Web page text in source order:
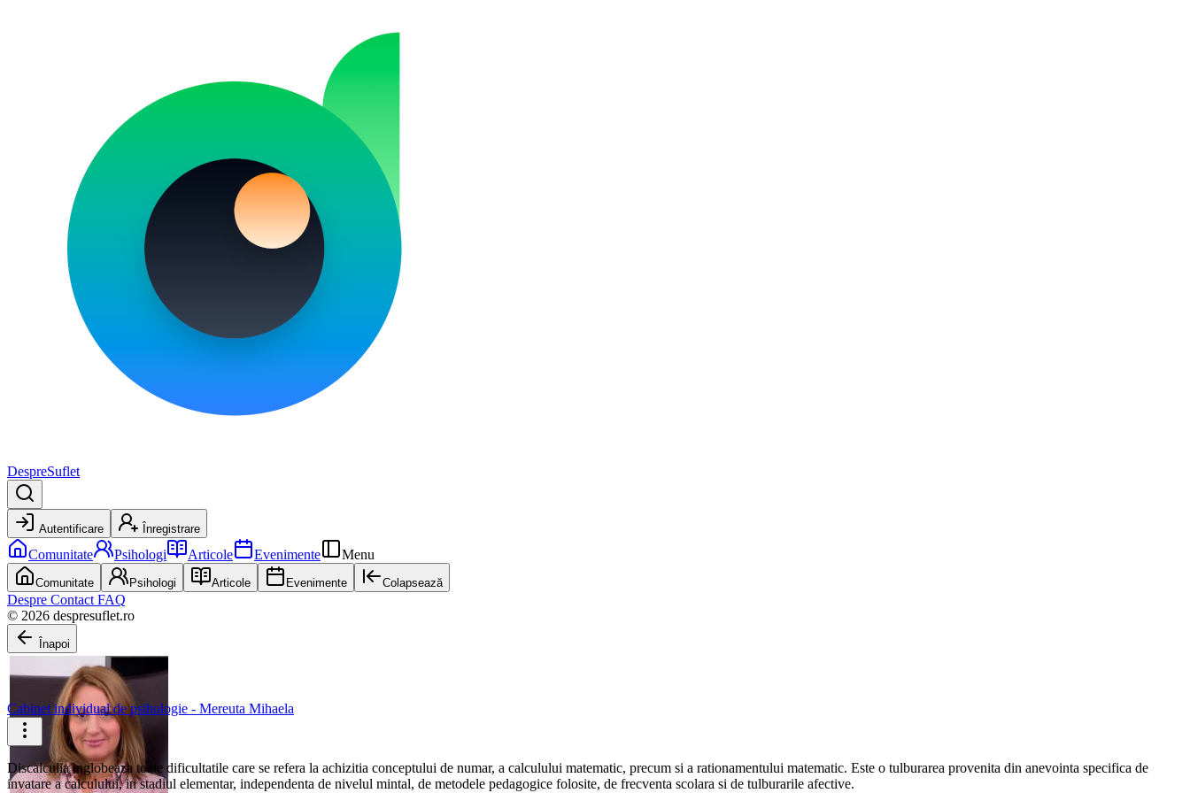
DespreSuflet
Autentificare Înregistrare
Comunitate Psihologi Articole Evenimente Menu
Comunitate Psihologi Articole Evenimente Colapsează
Despre Contact FAQ
© 2026 despresuflet.ro
Înapoi
Cabinet individual de psihologie - Mereuta Mihaela
Discalculia inglobeaza toate dificultatile care se refera la achizitia conceptului de numar, a calculului matematic, precum si a rationamentului matematic. Este o tulburarea provenita din anevointa specifica de
invatare a calculului, in stadiul elementar, independenta de nivelul mintal, de metodele pedagogice folosite, de frecventa scolara si de tulburarile afective.